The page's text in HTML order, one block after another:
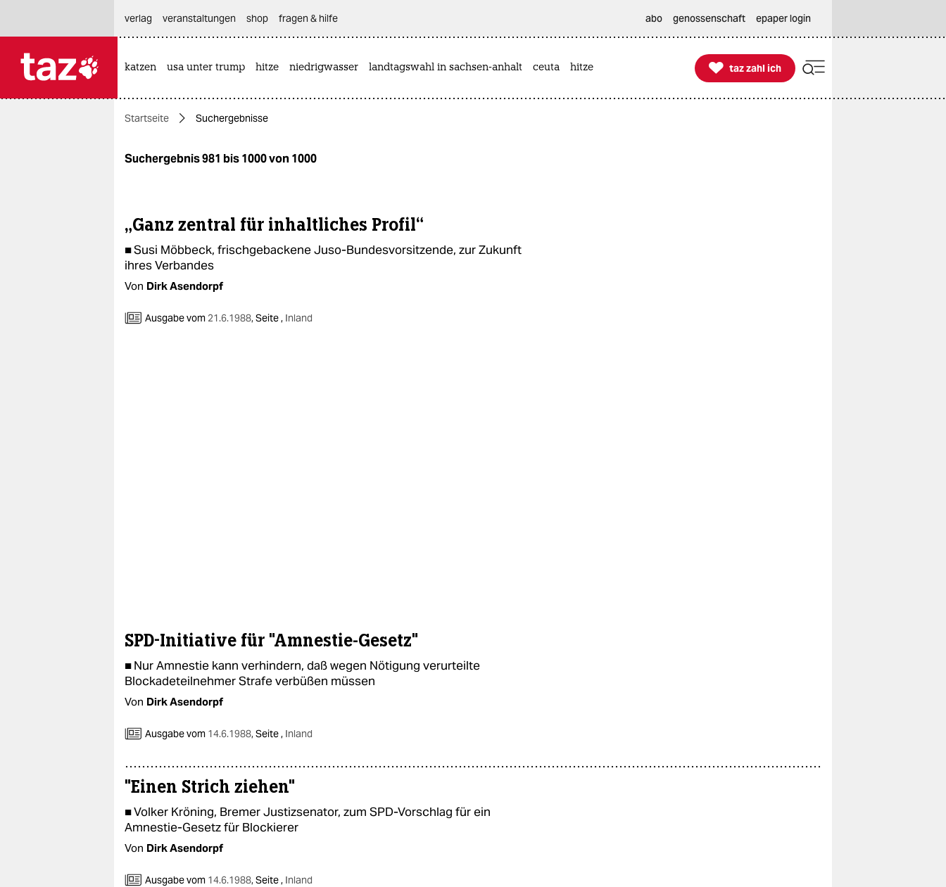
themen
politik
gesellschaft
kultur
sport
berlin
epaper login
verlag
veranstaltungen shop fragen & hilfe abo genossenschaft epaper login
katzen usa unter trump hitze niedrigwasser landtagswahl in sachsen-anhalt ceuta hitze 
taz zahl ich
taz zahl ich
Startseite Suchergebnisse
Suchergebnis 981 bis 1000 von 1000
„Ganz zentral für inhaltliches Profil“
■ Susi Möbbeck, frischgebackene Juso-Bundesvorsitzende, zur Zukunft
ihres Verbandes
Von Dirk Asendorpf
Ausgabe vom 21.6.1988,Seite , Inland
SPD-Initiative für "Amnestie-Gesetz"
■ Nur Amnestie kann verhindern, daß wegen Nötigung verurteilte
Blockadeteilnehmer Strafe verbüßen müssen
Von Dirk Asendorpf
Ausgabe vom 14.6.1988,Seite , Inland
"Einen Strich ziehen"
■ Volker Kröning, Bremer Justizsenator, zum SPD-Vorschlag für ein
Amnestie-Gesetz für Blockierer
Von Dirk Asendorpf
Ausgabe vom 14.6.1988,Seite , Inland